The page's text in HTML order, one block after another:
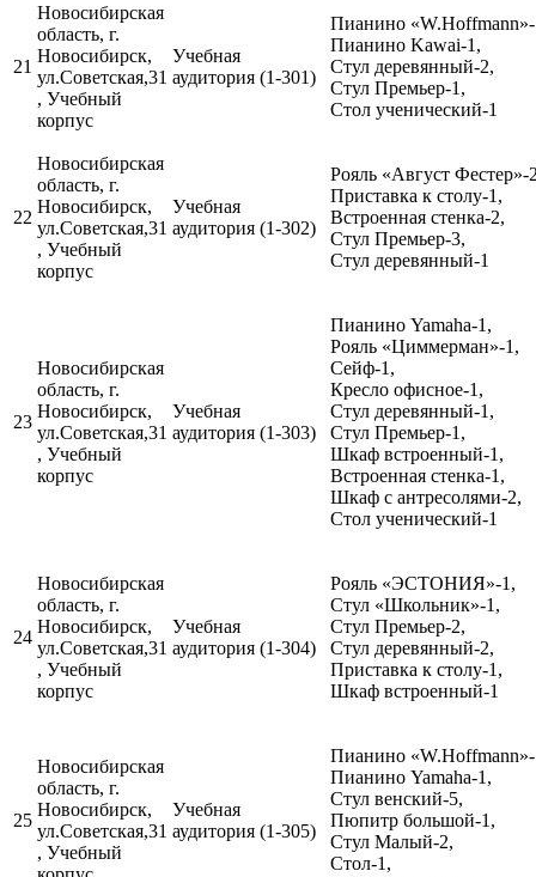
21
Новосибирская
область, г.
Новосибирск,
ул.Советская,31
, Учебный
корпус
Учебная
аудитория (1-301)
Пианино
Пианино Kawai-1,
Стул деревянный-2,
Стул Премьер-1,
Стол ученический-1
22
Новосибирская
область, г.
Новосибирск,
ул.Советская,31
, Учебный
корпус
Учебная
аудитория (1-302)
Рояль «Август Фестер»-
Приставка к столу-1,
Встроенная стенка-2,
Стул Премьер-3,
Стул деревянный-1
23
Новосибирская
область, г.
Новосибирск,
ул.Советская,31
, Учебный
корпус
Учебная
аудитория (1-303)
Пианино Yamaha-1,
Рояль «Циммерман»-1,
Сейф-1,
Кресло офисное-1,
Стул деревянный-1,
Стул Премьер-1,
Шкаф встроенный-1,
Встроенная стенка-1,
Шкаф с антресолями-2,
Стол ученический-1
24
Новосибирская
область, г.
Новосибирск,
ул.Советская,31
, Учебный
корпус
Учебная
аудитория (1-304)
Рояль «ЭСТОНИЯ»-1,
Стул «Школьник»-1,
Стул Премьер-2,
Стул деревянный-2,
Приставка к столу-1,
Шкаф встроенный-1
25
Новосибирская
область, г.
Новосибирск,
ул.Советская,31
, Учебный
Учебная
аудитория (1-305)
Пианино
Пианино Yamaha-1,
Стул венский-5,
Пюпитр большой-1,
Стул Малый-2,
Стол-1,